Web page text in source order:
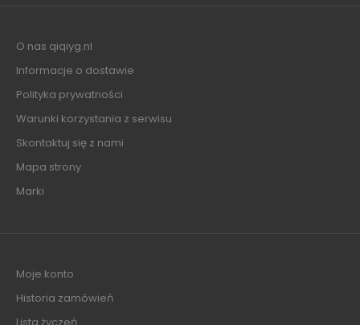
O nas qiqiyg.nl
Informacje o dostawie
Polityka prywatności
Warunki korzystania z serwisu
Skontaktuj się z nami
Mapa strony
Marki
Moje konto
Historia zamówień